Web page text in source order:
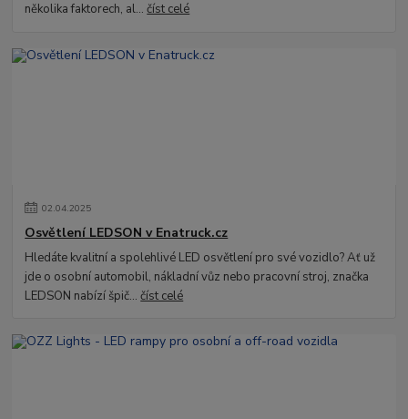
několika faktorech, al...číst celé
02.04.2025
Osvětlení LEDSON v Enatruck.cz
Hledáte kvalitní a spolehlivé LED osvětlení pro své vozidlo? Ať už
jde o osobní automobil, nákladní vůz nebo pracovní stroj, značka
LEDSON nabízí špič...číst celé